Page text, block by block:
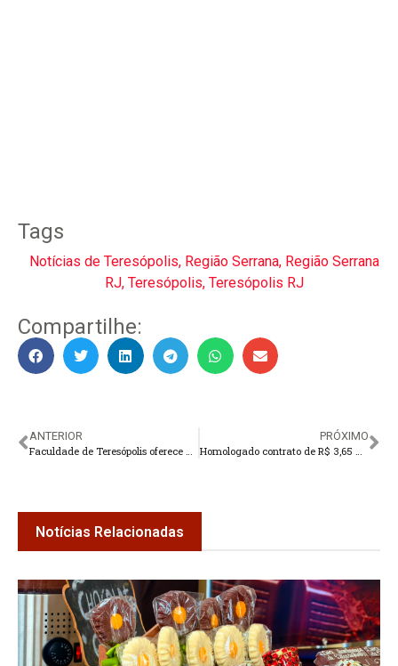
Tags
Notícias de Teresópolis, Região Serrana, Região Serrana
RJ, Teresópolis, Teresópolis RJ
Compartilhe:
ANTERIOR
PRÓXIMO
Notícias Relacionadas